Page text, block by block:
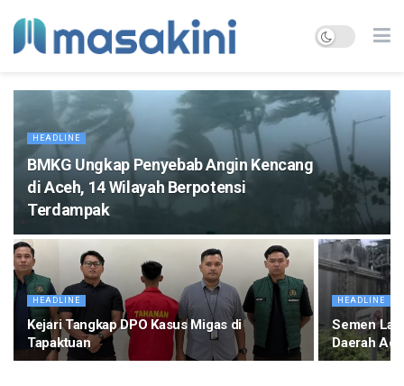
HEADLINE
BMKG Ungkap Penyebab Angin Kencang
di Aceh, 14 Wilayah Berpotensi
Terdampak
HEADLINE
Kejari Tangkap DPO Kasus Migas di
Tapaktuan
HEADLINE
Semen
Daerah